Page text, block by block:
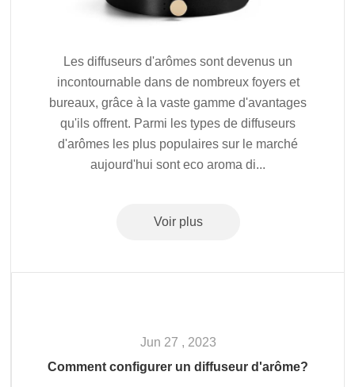
Les diffuseurs d'arômes sont devenus un
incontournable dans de nombreux foyers et
bureaux, grâce à la vaste gamme d'avantages
qu'ils offrent. Parmi les types de diffuseurs
d'arômes les plus populaires sur le marché
aujourd'hui sont eco aroma di...
Voir plus
Jun 27 , 2023
Comment configurer un diffuseur d'arôme?